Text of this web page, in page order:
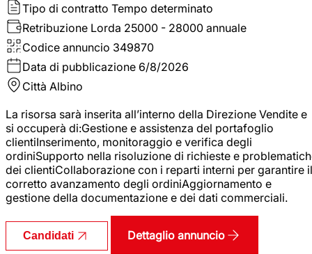
Tipo di contratto Tempo determinato
Retribuzione Lorda 25000 - 28000 annuale
Codice annuncio 349870
Data di pubblicazione 6/8/2026
Città Albino
La risorsa sarà inserita all’interno della Direzione Vendite e
si occuperà di:Gestione e assistenza del portafoglio
clientiInserimento, monitoraggio e verifica degli
ordiniSupporto nella risoluzione di richieste e
dei clientiCollaborazione con i reparti interni per garantire il
corretto avanzamento degli ordiniAggiornamento e
gestione della documentazione e dei dati commerciali.
Candidati Dettaglio annuncio